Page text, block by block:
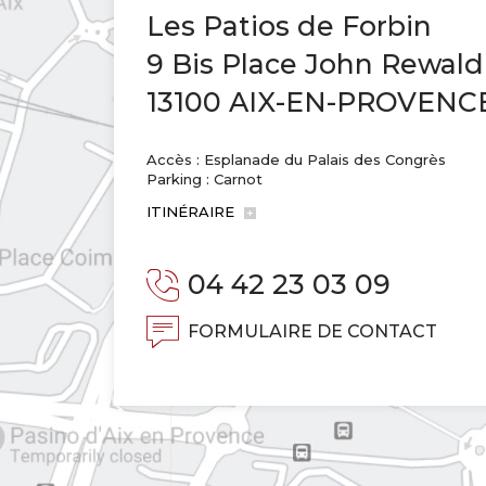
Les Patios de Forbin
9 Bis Place John Rewald
13100 AIX-EN-
Accès : Esplanade du Palais des Congrès
Parking : Carnot
ITINÉRAIRE
04 42 23 03 09
FORMULAIRE DE CONTACT